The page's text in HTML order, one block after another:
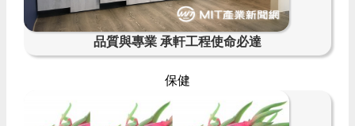
品質與專業 承軒工程使命必達
保健